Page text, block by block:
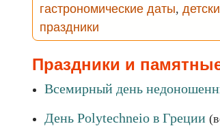
гастрономические даты,
праздники
Праздники и
Всемирный день
День Polytechneio в Греции